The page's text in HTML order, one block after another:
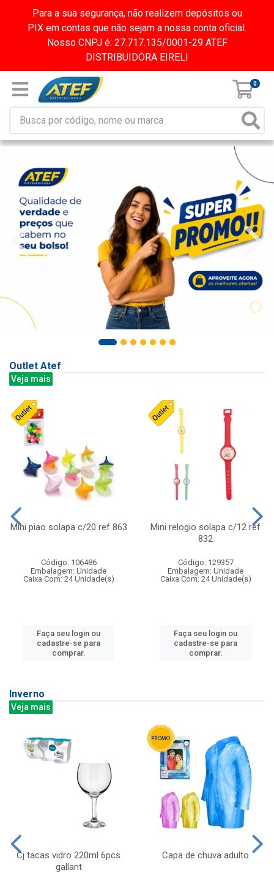
Para a sua segurança, não realizem depósitos ou
PIX em contas que não sejam a nossa conta oficial.
Nosso CNPJ é: 27.717.135/0001-29 ATEF
DISTRIBUIDORA EIRELI
0
Outlet Atef
Veja mais
Mini piao solapa c/20 ref 863
Código: 106486
Embalagem: Unidade
Caixa Com: 24 Unidade(s)
Faça seu login ou
cadastre-se para
comprar.
Mini relogio solapa c/12 ref
832
Código: 129357
Embalagem: Unidade
Caixa Com: 24 Unidade(s)
Faça seu login ou
cadastre-se para
comprar.
Inverno
Veja mais
Cj tacas vidro 220ml 6pcs
gallant
Capa de chuva adulto